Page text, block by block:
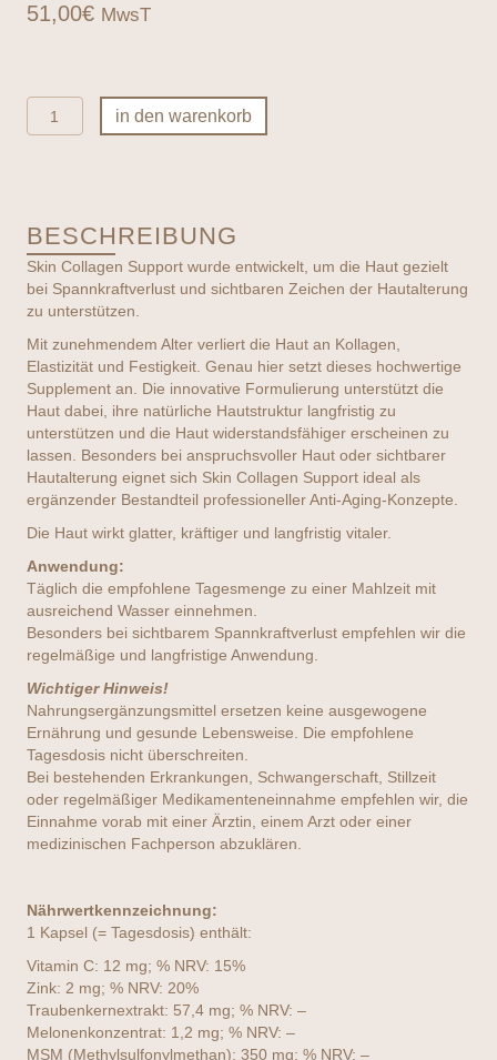
51,00€ MwsT
Advanced
Nutrition
Support
Menge
in den warenkorb
BESCHREIBUNG
Skin Collagen Support wurde entwickelt, um die Haut gezielt
bei Spannkraftverlust und sichtbaren Zeichen der Hautalterung
zu unterstützen.
Mit zunehmendem Alter verliert die Haut an Kollagen,
Elastizität und Festigkeit. Genau hier setzt dieses hochwertige
Supplement an. Die innovative Formulierung unterstützt die
Haut dabei, ihre natürliche Hautstruktur langfristig zu
unterstützen und die Haut widerstandsfähiger erscheinen zu
lassen. Besonders bei anspruchsvoller Haut oder sichtbarer
Hautalterung eignet sich Skin Collagen Support ideal als
ergänzender Bestandteil professioneller Anti-Aging-Konzepte.
Die Haut wirkt glatter, kräftiger und langfristig vitaler.
Anwendung:
Täglich die empfohlene Tagesmenge zu einer Mahlzeit mit
ausreichend Wasser einnehmen.
Besonders bei sichtbarem Spannkraftverlust empfehlen wir die
regelmäßige und langfristige Anwendung.
Wichtiger Hinweis!
Nahrungsergänzungsmittel ersetzen keine ausgewogene
Ernährung und gesunde Lebensweise. Die empfohlene
Tagesdosis nicht überschreiten.
Bei bestehenden Erkrankungen, Schwangerschaft, Stillzeit
oder regelmäßiger Medikamenteneinnahme empfehlen wir, die
Einnahme vorab mit einer Ärztin, einem Arzt oder einer
medizinischen Fachperson abzuklären.
Nährwertkennzeichnung:
1 Kapsel (= Tagesdosis) enthält:
Vitamin C: 12 mg; % NRV: 15%
Zink: 2 mg; % NRV: 20%
Traubenkernextrakt: 57,4 mg; % NRV: –
Melonenkonzentrat: 1,2 mg; % NRV: –
MSM (Methylsulfonylmethan): 350 mg; % NRV: –